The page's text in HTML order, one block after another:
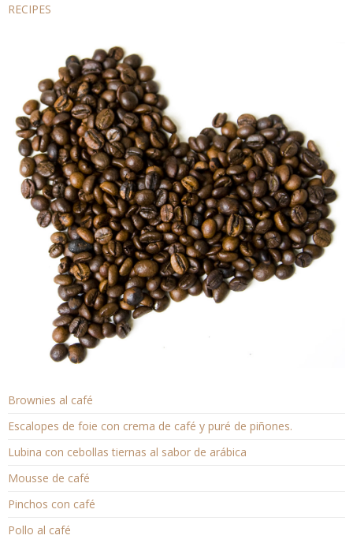
RECIPES
Brownies al café
Escalopes de foie con crema de café y puré de piñones.
Lubina con cebollas tiernas al sabor de arábica
Mousse de café
Pinchos con café
Pollo al café